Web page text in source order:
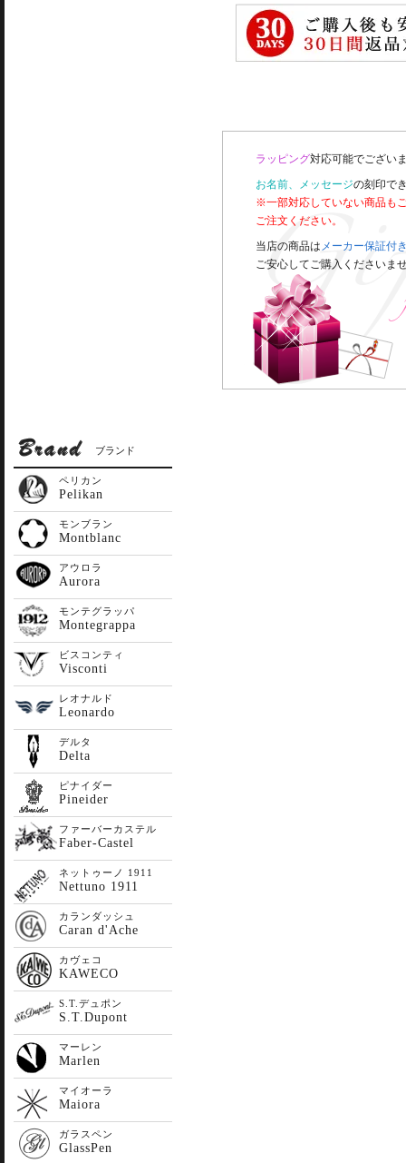
ラッピング対応可能でござい
お名前、メッセージの刻印で
※一部対応していない商品も
ご注文ください。
当店の商品は メーカー保証付
ご安心してご購入くださいま
ブランド
ペリカン
Pelikan
モンブラン
Montblanc
アウロラ
Aurora
モンテグラッパ
Montegrappa
ビスコンティ
Visconti
レオナルド
Leonardo
デルタ
Delta
ピナイダー
Pineider
ファーバーカステル
Faber-Castel
ネットゥーノ 1911
Nettuno 1911
カランダッシュ
Caran d'Ache
カヴェコ
KAWECO
S.T.デュポン
S.T.Dupont
マーレン
Marlen
マイオーラ
Maiora
ガラスペン
GlassPen